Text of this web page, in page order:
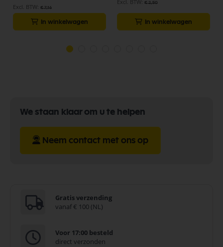
€ 7,16
In winkelwagen
€ 2,50
In winkelwagen
We staan klaar om u te helpen
Neem contact met ons op
Gratis verzending
vanaf € 100 (NL)
Voor 17:00 besteld
direct verzonden